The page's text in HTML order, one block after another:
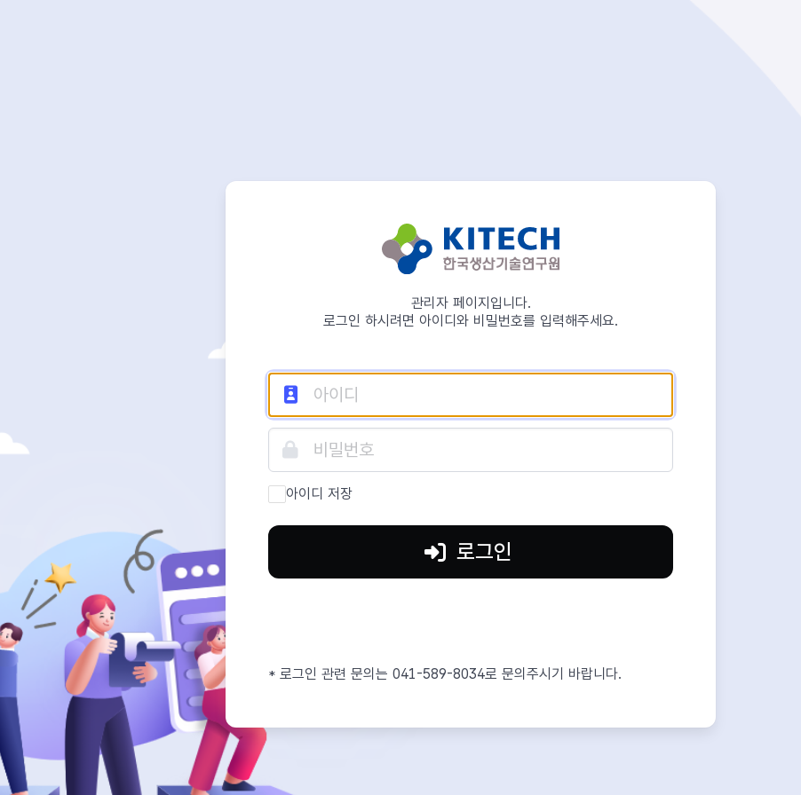
관리자 페이지입니다.
로그인 하시려면 아이디와 비밀번호를 입력해주세요.
아이디 저장
로그인
* 로그인 관련 문의는 041-589-8034로 문의주시기 바랍니다.